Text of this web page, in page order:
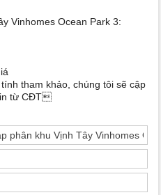
Vinhomes Ocean Park 3:
tham khảo, chúng tôi sẽ cập
từ CĐT